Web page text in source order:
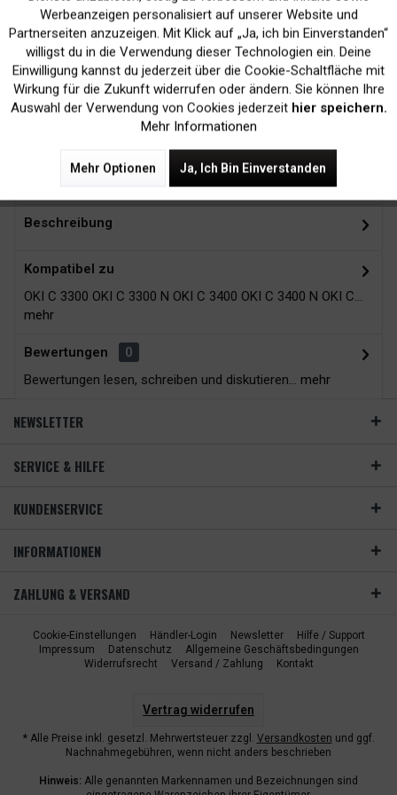
Kein Verlust der
Druckergarantie
Versand innerhalb von
24H*
Zubehör 17
Beschreibung
Kompatibel zu
OKI C 3300 OKI C 3300 N OKI C 3400 OKI C 3400 N OKI C...
mehr
Bewertungen
0
Bewertungen lesen, schreiben und diskutieren... mehr
NEWSLETTER
SERVICE & HILFE
KUNDENSERVICE
INFORMATIONEN
ZAHLUNG & VERSAND
Cookie-Einstellungen Händler-Login Newsletter
Hilfe / Support
Impressum
Datenschutz
Allgemeine Geschäftsbedingungen
Widerrufsrecht
Versand / Zahlung Kontakt
Vertrag widerrufen
* Alle Preise inkl. gesetzl. Mehrwertsteuer zzgl. Versandkosten und ggf.
Nachnahmegebühren, wenn nicht anders beschrieben
Hinweis: Alle genannten Markennamen und Bezeichnungen sind
Marketing Inaktiv
Tracking Inaktiv
Werbeanzeigen personalisiert auf unserer Website und
Partnerseiten anzuzeigen. Mit Klick auf „Ja, ich bin Einverstanden“
willigst du in die Verwendung dieser Technologien ein. Deine
Einwilligung kannst du jederzeit über die Cookie-Schaltfläche mit
Wirkung für die Zukunft widerrufen oder ändern. Sie können Ihre
Auswahl der Verwendung von Cookies jederzeit hier speichern.
Mehr Informationen
Mehr Optionen Ja, Ich Bin Einverstanden